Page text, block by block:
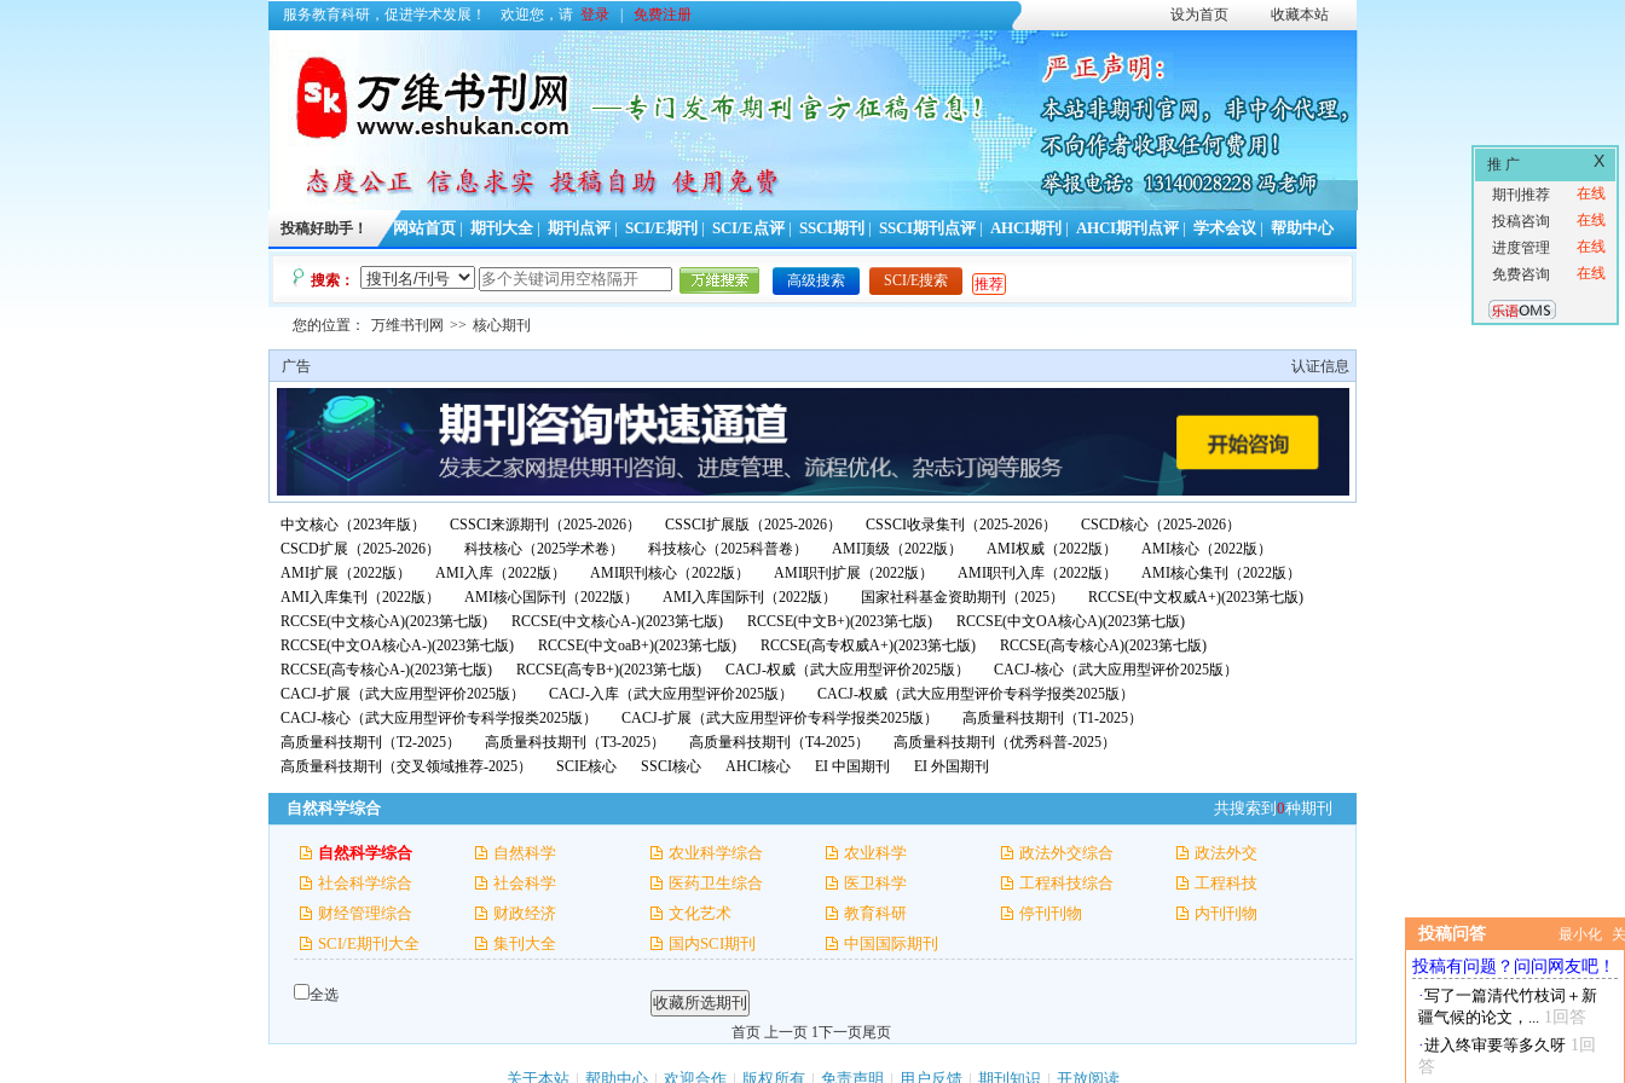
服务教育科研，促进学术发展！ 欢迎您，请 登录 免费注册 设为首页 收藏本站
投稿好助手！ 网站首页 期刊大全 期刊点评 SCI/E期刊 SCI/E点评 SSCI期刊 SSCI期刊点评 AHCI期刊 AHCI期刊点评 学术会议 帮助中心
搜索： 高级搜索 SCI/E搜索 推荐
投稿问答 最小化
投稿有问题？问问网友吧！
·写了一篇清代竹枝词＋新
疆气候的论文，... 1回答
·进入终审要等多久呀 1回
答
您的位置： 万维书刊网 >> 核心期刊
认证信息
广告
中文核心（2023年版） CSSCI来源期刊（2025-2026） CSSCI扩展版（2025-2026） CSSCI收录集刊（2025-2026）
CSCD核心（2025-2026）
CSCD扩展（2025-2026）
科技核心（2025学术卷） 科技核心（2025科普卷） AMI顶级（2022版） AMI权威（2022版）
AMI核心（2022版）
AMI扩展（2022版）
AMI入库（2022版） AMI职刊核心（2022版） AMI职刊扩展（2022版） AMI职刊入库（2022版）
AMI核心集刊（2022版）
AMI入库集刊（2022版）
AMI核心国际刊（2022版） AMI入库国际刊（2022版） 国家社科基金资助期刊（2025）
RCCSE(中文权威A+)(2023第七版)
RCCSE(中文核心A)(2023第七版)
RCCSE(中文核心A-)(2023第七版) RCCSE(中文B+)(2023第七版)
RCCSE(中文OA核心A)(2023第七版)
RCCSE(中文OA核心A-)(2023第七版)
RCCSE(中文oaB+)(2023第七版) RCCSE(高专权威A+)(2023第七版)
RCCSE(高专核心A)(2023第七版)
RCCSE(高专核心A-)(2023第七版)
RCCSE(高专B+)(2023第七版) CACJ-权威（武大应用型评价2025版）
CACJ-核心（武大应用型评价2025版）
CACJ-扩展（武大应用型评价2025版）
CACJ-入库（武大应用型评价2025版）
CACJ-权威（武大应用型评价专科学报类2025版）
CACJ-核心（武大应用型评价专科学报类2025版）
CACJ-扩展（武大应用型评价专科学报类2025版）
高质量科技期刊（T1-2025）
高质量科技期刊（T2-2025）
高质量科技期刊（T3-2025） 高质量科技期刊（T4-2025）
高质量科技期刊（优秀科普-2025）
高质量科技期刊（交叉领域推荐-2025）
SCIE核心 SSCI核心 AHCI核心 EI 中国期刊 EI 外国期刊
自然科学综合 共搜索到 0种期刊
自然科学综合 自然科学 农业科学综合 农业科学 政法外交综合
政法外交
社会科学综合
社会科学 医药卫生综合 医卫科学 工程科技综合
工程科技
财经管理综合
财政经济 文化艺术 教育科研 停刊刊物
内刊刊物
SCI/E期刊大全
集刊大全 国内SCI期刊 中国国际期刊
全选
首页 上一页 1下一页尾页
关于本站 | 帮助中心 | 欢迎合作 | 版权所有 | 免责声明 | 用户反馈 | 期刊知识 | 开放阅读
X
推 广
在线
期刊推荐
在线
投稿咨询
在线
进度管理
在线
免费咨询